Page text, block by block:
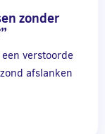
zonder
verstoorde
afslanken